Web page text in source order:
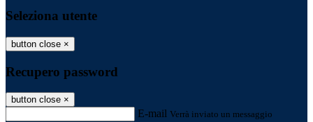
Seleziona utente
button close ×
Recupero password
button close ×
E-mail Verrà inviato un messaggio